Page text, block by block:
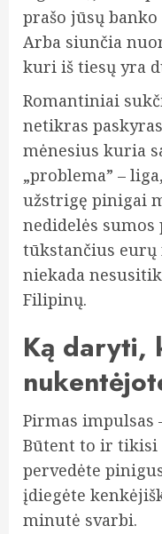
prašo jūsų
Arba siunčia
kuri iš tiesų yra
Romantiniai
netikras
mėnesius kuria
„problema” –
užstrigę pinigai
nedidelės
tūkstančius eurų
niekada
Filipinų.
Ką daryti,
Pirmas impulsas
Būtent to ir tikisi
pervedėte
įdiegėte
minutė svarbi.